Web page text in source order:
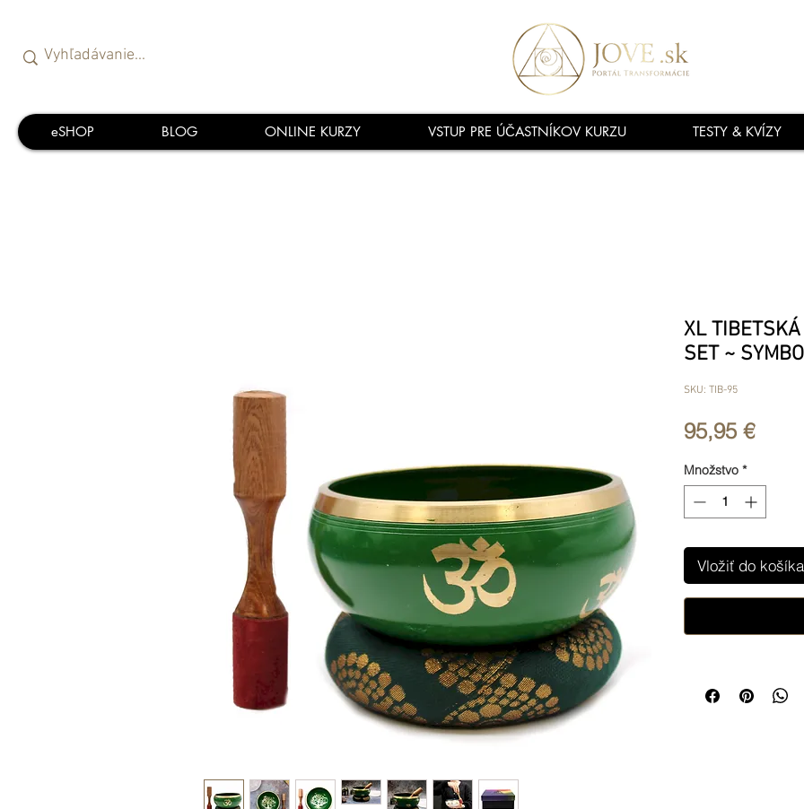
eSHOP BLOG ONLINE KURZY VSTUP PRE ÚČASTNÍKOV KURZU TESTY & KVÍZY
XL
SET ~
SKU: TIB-95
95,95 €Price
Množstvo *
Vložiť do košíka